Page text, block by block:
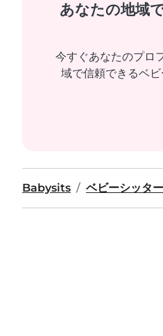
あなたの地域
今すぐあなたのプロ
域で信頼できるベ
Babysits ベビーシッター